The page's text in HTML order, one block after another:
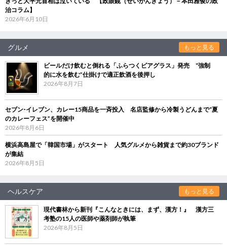
治コラム】
2026年6月10日
グルメ もっと見る
ビールだけ飲むと倒れる「ふらつくビアグラス」発売 “強制
的に水を飲む”仕掛けで適正飲酒を後押し
2026年8月7日
セブン‐イレブン、カレー15商品を一斉投入 名店監修から冷製うどんまで“夏
のカレーフェス”を開催中
2026年8月6日
横浜高島屋で「韓国市場」がスタート 人気グルメから雑貨まで約30ブランド
が集結
2026年8月5日
ヘルスケア もっと見る
現代書林から新刊『こんなときには、まず、漢方！』 漢方三
考塾の15人の医師や薬剤師が執筆
2026年8月5日